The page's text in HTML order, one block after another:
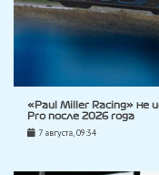
«Paul Miller Racing» не
Pro после 2026 года
7 августа, 09:34